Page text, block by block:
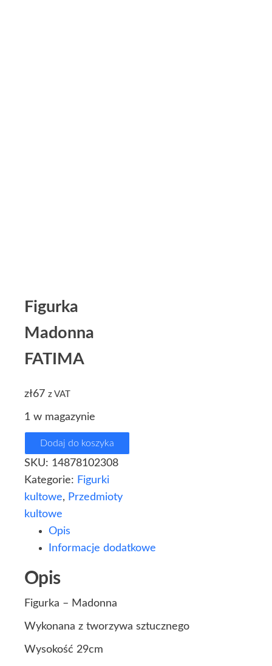
Figurka
Madonna
FATIMA
zł67 z VAT
1 w magazynie
Dodaj do koszyka
SKU: 14878102308
Kategorie: Figurki
kultowe, Przedmioty
kultowe
Opis
Informacje dodatkowe
Opis
Figurka – Madonna
Wykonana z tworzywa sztucznego
Wysokość 29cm